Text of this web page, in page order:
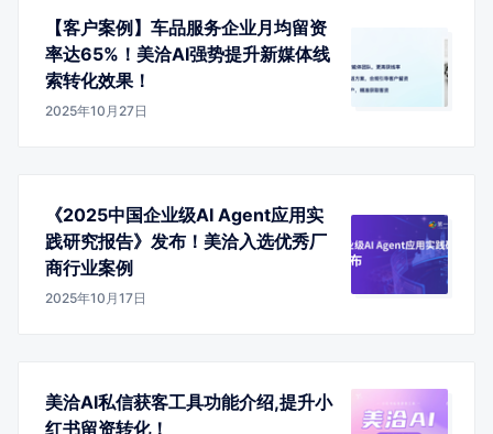
【客户案例】车品服务企业月均留资
率达65%！美洽AI强势提升新媒体线
索转化效果！
2025年10月27日
《2025中国企业级AI Agent应用实
践研究报告》发布！美洽入选优秀厂
商行业案例
2025年10月17日
美洽AI私信获客工具功能介绍,提升小
红书留资转化！